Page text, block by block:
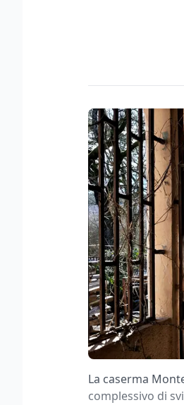
La caserma
complessivo di